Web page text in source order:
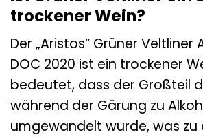
trockener Wein?
Der „Aristos“ Grüner Veltliner
DOC 2020 ist ein trockener
bedeutet, dass der Großteil
während der Gärung zu
umgewandelt wurde, was zu